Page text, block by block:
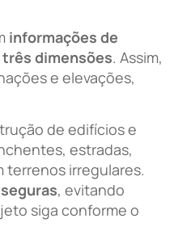
informações de
três dimensões. Assim,
e elevações,
de edifícios e
estradas,
terrenos irregulares.
, evitando
siga conforme o